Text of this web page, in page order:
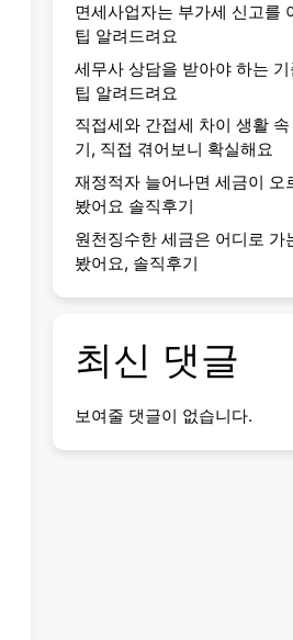
면세사업자는 부가세 신고를
팁 알려드려요
세무사 상담을 받아야 하는
팁 알려드려요
직접세와 간접세 차이 생활
기, 직접 겪어보니 확실해요
재정적자 늘어나면 세금이 오
봤어요 솔직후기
원천징수한 세금은 어디로 가
봤어요, 솔직후기
최신 댓글
보여줄 댓글이 없습니다.